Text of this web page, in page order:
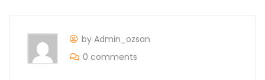
by Admin_ozsan
0 comments